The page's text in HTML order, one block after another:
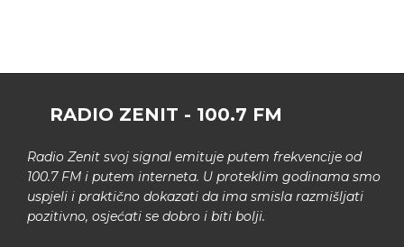
RADIO ZENIT - 100.7 FM
Radio Zenit svoj signal emituje putem frekvencije od
100.7 FM i putem interneta. U proteklim godinama smo
uspjeli i praktično dokazati da ima smisla razmišljati
pozitivno, osjećati se dobro i biti bolji.